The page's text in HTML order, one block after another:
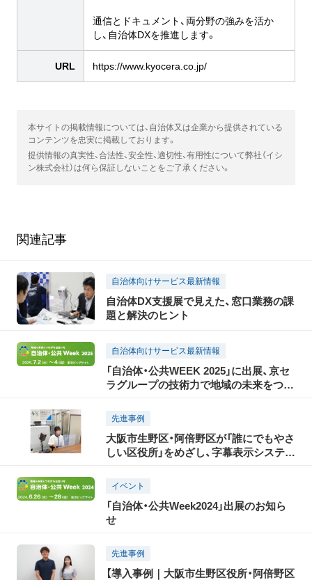
通信とドキュメント、両分野の強みを活か
し、自治体DXを推進します。
URL https://www.kyocera.co.jp/
本サイトの掲載情報については、自治体又は企業から提供されている
コンテンツを忠実に掲載しております。
提供情報の真実性、合法性、安全性、適切性、有用性について弊社（イシ
ン株式会社）は何ら保証しないことをご了承ください。
関連記事
自治体向けサービス最新情報
自治体DX支援展で見えた、窓口業務の課
題と解決のヒント
自治体向けサービス最新情報
「自治体・公共WEEK 2025」に出展、京セ
ラグループの技術力で地域の未来をつな
先進事例
大阪市生野区・阿倍野区が「誰にでもやさ
しい区役所」をめざし、字幕表示システム
イベント
「自治体・公共Week2024」出展のお知ら
せ
先進事例
【導入事例｜大阪市生野区役所・阿倍野区